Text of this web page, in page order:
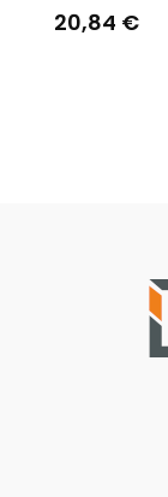
20,84 €